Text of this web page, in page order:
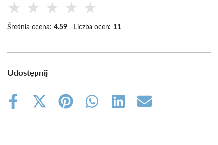
★ ★ ★ ★ ★
Średnia ocena: 4.59 Liczba ocen: 11
Udostępnij
Share
Share
(Twitter)
Share
Share
Share
Share